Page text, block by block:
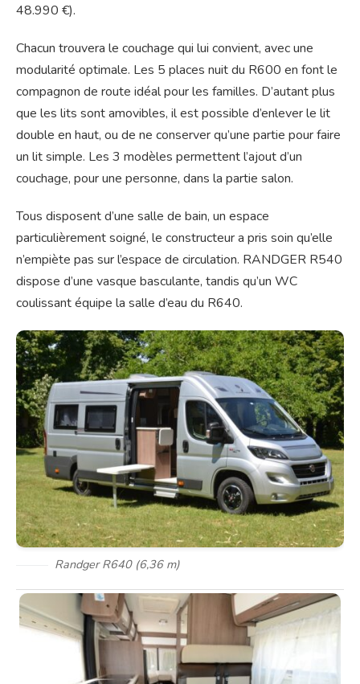
48.990 €).
Chacun trouvera le couchage qui lui convient, avec une
modularité optimale. Les 5 places nuit du R600 en font le
compagnon de route idéal pour les familles. D’autant plus
que les lits sont amovibles, il est possible d’enlever le lit
double en haut, ou de ne conserver qu’une partie pour faire
un lit simple. Les 3 modèles permettent l’ajout d’un
couchage, pour une personne, dans la partie salon.
Tous disposent d’une salle de bain, un espace
particulièrement soigné, le constructeur a pris soin qu’elle
n’empiète pas sur l’espace de circulation. RANDGER R540
dispose d’une vasque basculante, tandis qu’un WC
coulissant équipe la salle d’eau du R640.
Randger R640 (6,36 m)